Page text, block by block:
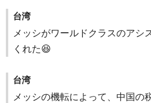
台湾
メッシがワールドクラスのアシ
くれた😆
台湾
メッシの機転によって、中国の